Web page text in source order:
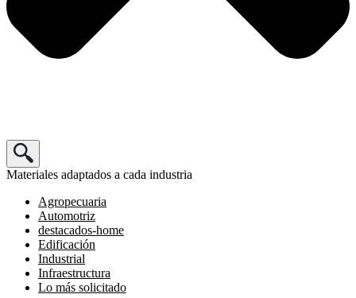
Materiales adaptados a cada industria
Agropecuaria
Automotriz
destacados-home
Edificación
Industrial
Infraestructura
Lo más solicitado